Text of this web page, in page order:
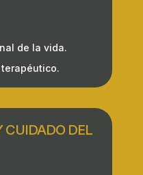
de la vida.
CUIDADO DEL